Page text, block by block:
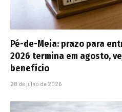
Pé-de-Meia: prazo para
2026 termina em agosto,
benefício
28 de julho de 2026